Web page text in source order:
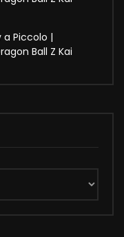
a Piccolo |
Ball Z Kai